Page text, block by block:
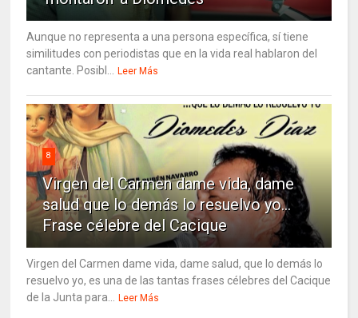
Aunque no representa a una persona específica, sí tiene
similitudes con periodistas que en la vida real hablaron del
cantante. Posibl...
Leer Más
8
Virgen del Carmen dame vida, dame
salud que lo demás lo resuelvo yo…
Frase célebre del Cacique
Virgen del Carmen dame vida, dame salud, que lo demás lo
resuelvo yo, es una de las tantas frases célebres del Cacique
de la Junta para...
Leer Más